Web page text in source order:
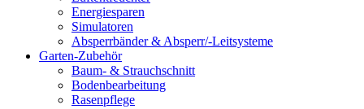
Energiesparen
Simulatoren
Absperrbänder & Absperr/-Leitsysteme
Garten-Zubehör
Baum- & Strauchschnitt
Bodenbearbeitung
Rasenpflege